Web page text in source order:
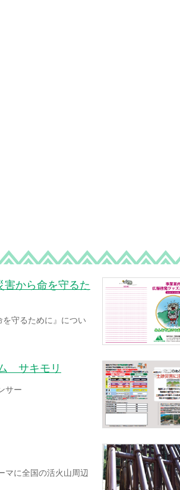
害から命を守るた
守るために』につい
サキモリ
サー
マに全国の活火山周辺